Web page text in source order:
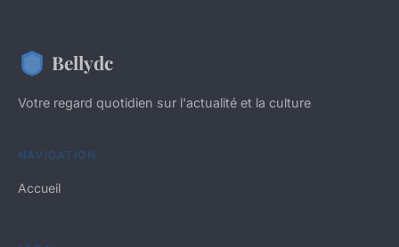
Bellydc
Votre regard quotidien sur l'actualité et la culture
NAVIGATION
Accueil